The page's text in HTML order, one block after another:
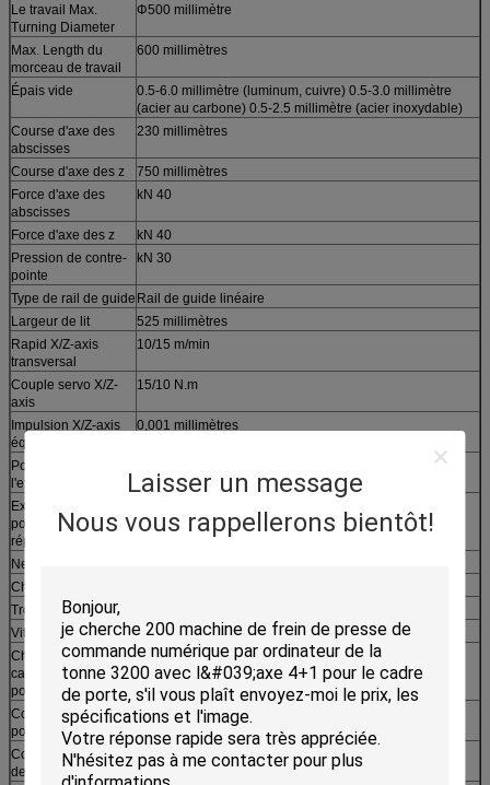
Laisser un message
Nous vous rappellerons bientôt!
Le travail Max.
Turning Diameter
Φ500 millimètre
Max. Length du
morceau de travail
600 millimètres
Épais vide
0.5-6.0 millimètre (luminum, cuivre) 0.5-3.0 millimètre
(acier au carbone) 0.5-2.5 millimètre (acier inoxydable)
Course d'axe des
abscisses
230 millimètres
Course d'axe des z
750 millimètres
Force d'axe des
abscisses
kN 40
Force d'axe des z
kN 40
Pression de contre-
pointe
kN 30
Type de rail de guide Rail de guide linéaire
Largeur de lit
525 millimètres
Rapid X/Z-axis
transversal
10/15 m/min
Couple servo X/Z-
axis
15/10 N.m
Impulsion X/Z-axis
équivalent
0,001 millimètres
Positionnement de
l'exactitude
Exactitude de
positionnement
répétitive
Nez d'axe
Chandelle d'axe
Trou d'axe
Vitesse d'axe
2500 t/mn
Chandelle de
cannette de contre-
pointe
MT5
Course de contre-
pointe
450 millimètres
Course de cannette
de contre-pointe
150 millimètres